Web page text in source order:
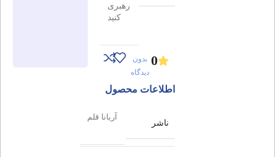
رهبری
کنید
0 بدون
دیدگاه
اطلاعات محصول
ناشر
آریانا قلم